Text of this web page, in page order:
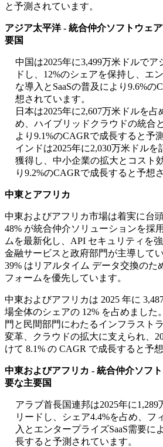
と予測されています。
アジア太平洋 - 統合仲介ソフトウェ
要国
中国は2025年に3,499万米ドルで
ドし、12%のシェアを保持し、エ
な導入とSaaSの普及により9.6%の
想されています。
日本は2025年に2,607万米ドルを
め、ハイブリッドクラウドの統合
より9.1%のCAGRで成長すると予
インドは2025年に2,030万米ドル
獲得し、中小企業の拡大とコスト
り9.2%のCAGRで成長すると予想
中東とアフリカ
中東およびアフリカ市場は着実に台
48% が統合仲介ソリューションを採
ムを最新化し、API セキュリティを
金融サービスと政府部門が主導して
39% はリアルタイム データ交換のた
フォームを優先しています。
中東およびアフリカは 2025 年に
場全体のシェアの 12% を占めました
門と民間部門にわたるインフラスト
変革、クラウドの拡大に支えられ、
けて 8.1% の CAGR で成長すると予
中東およびアフリカ - 統合仲介ソフ
要な主要国
アラブ首長国連邦は2025年に
リードし、シェア4.4%を占め、フ
入とエンタープライズSaaS需要に
長すると予測されています。